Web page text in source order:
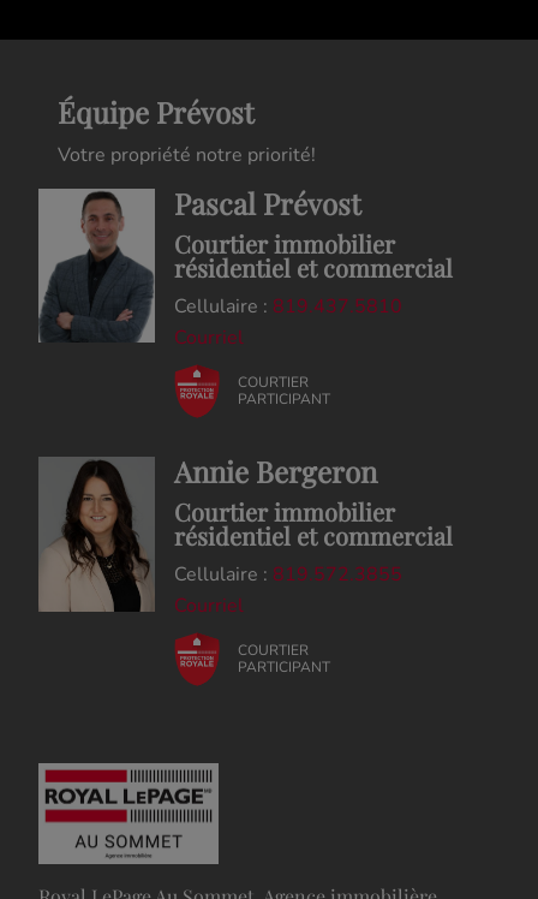
Équipe Prévost
Votre propriété notre priorité!
Pascal Prévost
Courtier immobilier
résidentiel et commercial
Cellulaire : 819.437.5810
Courriel
COURTIER
PARTICIPANT
Annie Bergeron
Courtier immobilier
résidentiel et commercial
Cellulaire : 819.572.3855
Courriel
COURTIER
PARTICIPANT